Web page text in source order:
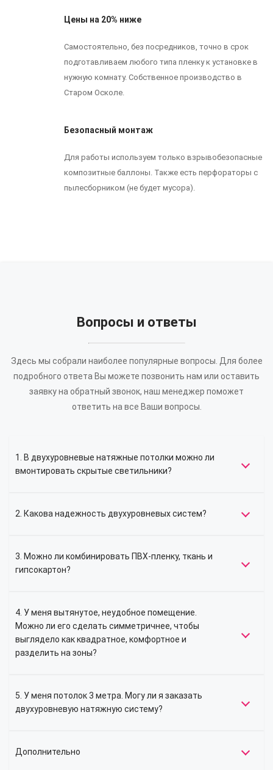
Цены на 20% ниже
Самостоятельно, без посредников, точно в срок
подготавливаем любого типа пленку к установке в
нужную комнату. Собственное производство в
Старом Осколе.
Безопасный монтаж
Для работы используем только взрывобезопасные
композитные баллоны. Также есть перфораторы с
пылесборником (не будет мусора).
Вопросы и ответы
Здесь мы собрали наиболее популярные вопросы. Для более
подробного ответа Вы можете позвонить нам или оставить
заявку на обратный звонок, наш менеджер поможет
ответить на все Ваши вопросы.
1. В двухуровневые натяжные потолки можно ли
вмонтировать скрытые светильники?
2. Какова надежность двухуровневых систем?
3. Можно ли комбинировать ПВХ-пленку, ткань и
гипсокартон?
4. У меня вытянутое, неудобное помещение.
Можно ли его сделать симметричнее, чтобы
выглядело как квадратное, комфортное и
разделить на зоны?
5. У меня потолок 3 метра. Могу ли я заказать
двухуровневую натяжную систему?
Дополнительно